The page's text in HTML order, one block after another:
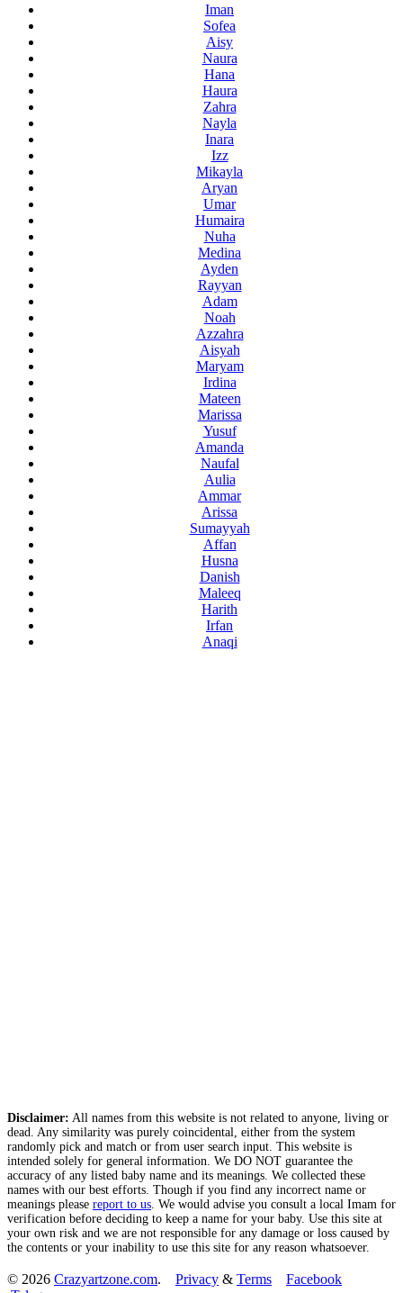
Iman
Sofea
Aisy
Naura
Hana
Haura
Zahra
Nayla
Inara
Izz
Mikayla
Aryan
Umar
Humaira
Nuha
Medina
Ayden
Rayyan
Adam
Noah
Azzahra
Aisyah
Maryam
Irdina
Mateen
Marissa
Yusuf
Amanda
Naufal
Aulia
Ammar
Arissa
Sumayyah
Affan
Husna
Danish
Maleeq
Harith
Irfan
Anaqi
Disclaimer: All names from this website is not related to anyone, living or
dead. Any similarity was purely coincidental, either from the system
randomly pick and match or from user search input. This website is
intended solely for general information. We DO NOT guarantee the
accuracy of any listed baby name and its meanings. We collected these
names with our best efforts. Though if you find any incorrect name or
meanings please report to us . We would advise you consult a local Imam for
verification before deciding to keep a name for your baby. Use this site at
your own risk and we are not responsible for any damage or loss caused by
the contents or your inability to use this site for any reason whatsoever.
© 2026 Crazyartzone.com. Privacy & Terms
Facebook